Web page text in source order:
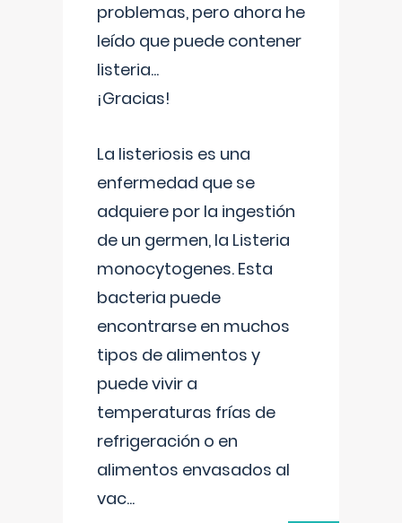
problemas, pero ahora he
leído que puede contener
listeria...
¡Gracias!
La listeriosis es una
enfermedad que se
adquiere por la ingestión
de un germen, la Listeria
monocytogenes. Esta
bacteria puede
encontrarse en muchos
tipos de alimentos y
puede vivir a
temperaturas frías de
refrigeración o en
alimentos envasados al
vac...